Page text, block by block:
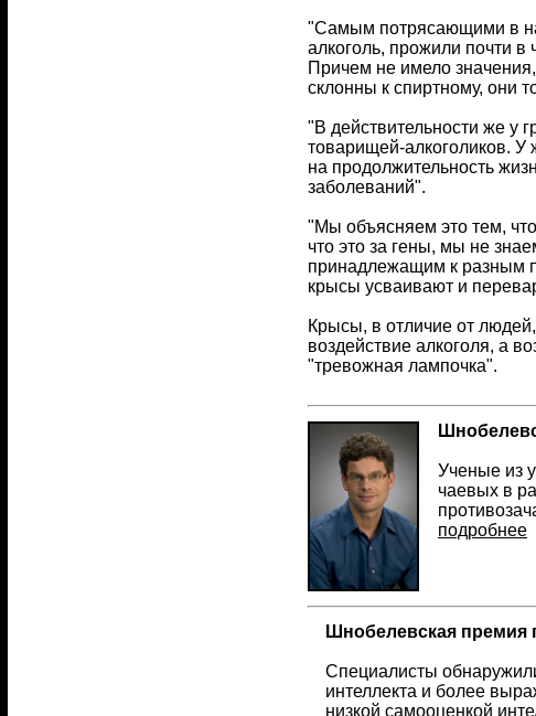
"Самым потрясающими в
алкоголь, прожили почти
Причем не имело
склонны к спиртному, они
"В действительности же у
товарищей-алкоголиков. У
на продолжительность
заболеваний".
"Мы объясняем это тем,
что это за гены, мы не
принадлежащим к разным
крысы усваивают и
Крысы, в отличие от
воздействие алкоголя, а
"тревожная лампочка".
Ученые из
чаевых в
подробнее
Шнобелевская премия
Специалисты
интеллекта и более
низкой самооценкой